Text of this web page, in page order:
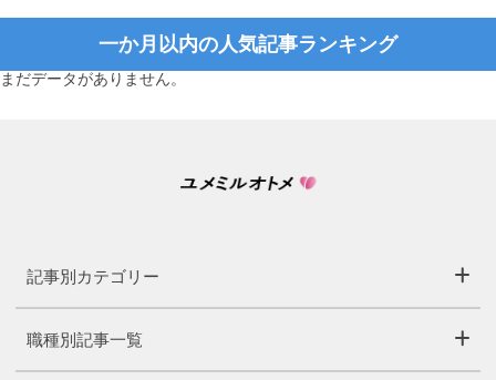
一か月以内の人気記事ランキング
まだデータがありません。
記事別カテゴリー
職種別記事一覧